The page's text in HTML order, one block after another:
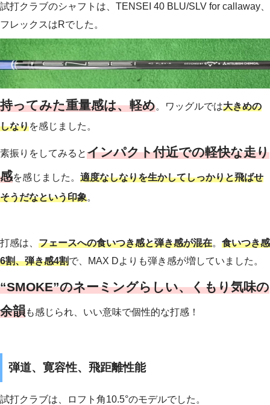
試打クラブのシャフトは、TENSEI 40 BLU/SLV for callaway、
フレックスはRでした。
持ってみた重量感は、軽め。ワッグルでは大きめの
しなりを感じました。
素振りをしてみるとインパクト付近での軽快な走り
感を感じました。 適度なしなりを生かしてしっかりと飛ばせ
そうだなという印象。
打感は、 フェースへの食いつき感と弾き感が混在。 食いつき感
6割、弾き感4割で、MAX Dよりも弾き感が増していました。
“SMOKE”のネーミングらしい、くもり気味の
余韻も感じられ、いい意味で個性的な打感！
弾道、寛容性、飛距離性能
試打クラブは、ロフト角10.5°のモデルでした。